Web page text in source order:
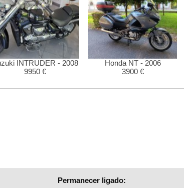
INTRUDER - 2008
9950 €
Honda NT - 2006
3900 €
Permanecer ligado: